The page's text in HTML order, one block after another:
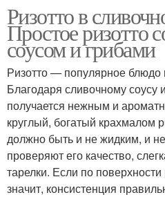
Ризотто в
Простое ризотто
соусом и грибами
Ризотто — популярное блюдо
Благодаря сливочному
получается нежным и
круглый, богатый крахмалом
должно быть и не жидким, и
проверяют его качество,
тарелки. Если по
значит, консистенция